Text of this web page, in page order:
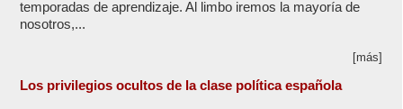
temporadas de aprendizaje. Al limbo iremos la mayoría de
nosotros,...
[más]
Los privilegios ocultos de la clase política española